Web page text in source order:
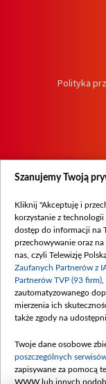
Polityka
Szanujemy Twoją
Kliknij "Akceptuję i
korzystanie z
dostęp do informacji na
przechowywanie oraz
nas, czyli Telewizję
Zaufanych Partnerów z
Partnerów TVP (93 firm)
zautomatyzowanego
mierzenia ich
także zgody na
Twoje dane osobowe
poszczególnych
zapisywane za pomocą
WWW lub innych